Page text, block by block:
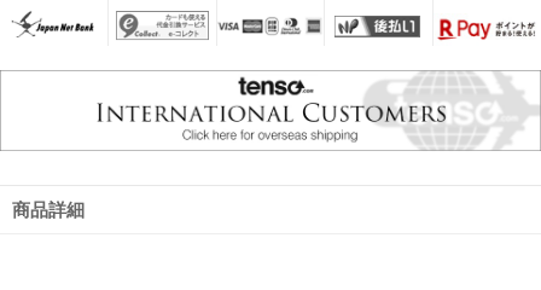
商品詳細